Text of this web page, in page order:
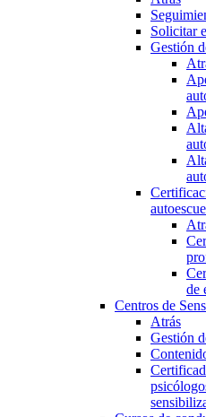
Solicitar
Gestión
de
Centros de
Atrás
Gestión